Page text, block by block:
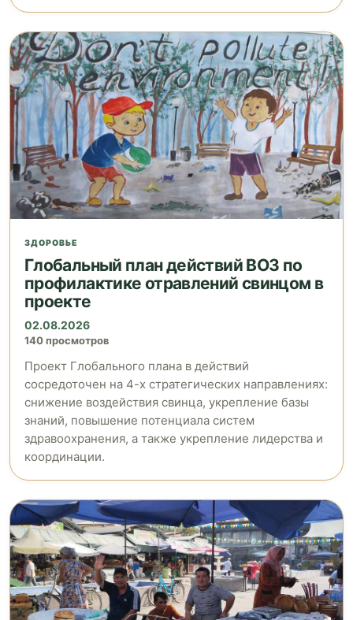
ЗДОРОВЬЕ
Глобальный план действий ВОЗ по
профилактике отравлений свинцом в
проекте
02.08.2026
140 просмотров
Проект Глобального плана в действий
сосредоточен на 4-х стратегических направлениях:
снижение воздействия свинца, укрепление базы
знаний, повышение потенциала систем
здравоохранения, а также укрепление лидерства и
координации.